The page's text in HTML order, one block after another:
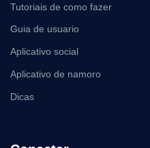
Tutoriais de como fazer
Guia de usuario
Aplicativo social
Aplicativo de namoro
Dicas